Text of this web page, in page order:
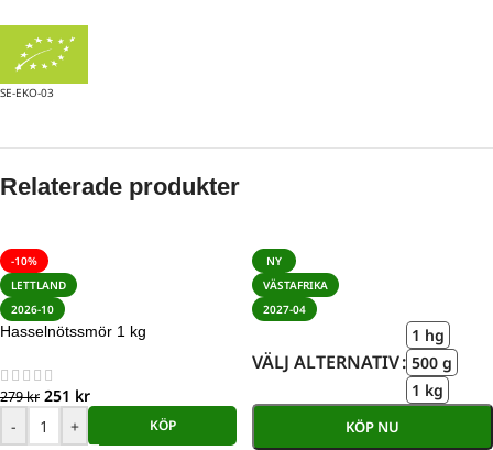
SE-EKO-03
Relaterade produkter
-10%
LETTLAND
2026-10
Hasselnötssmör 1 kg
279kr 251 kr
-
+ KÖP
NY
VÄSTAFRIKA
2027-04
VÄLJ ALTERNATIV
1 hg
500 g
1 kg
KÖP NU